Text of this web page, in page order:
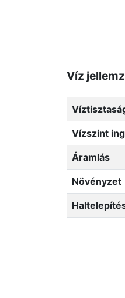
Víz
Vízszint
Áramlás
Növényzet